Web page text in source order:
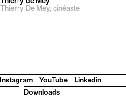
Thierry De Mey, cinéaste
Instagram YouTube
Linkedin
Downloads